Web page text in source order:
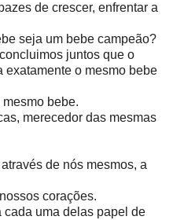
de crescer, enfrentar a
seja um bebe campeão?
juntos que o
exatamente o mesmo bebe
bebe.
merecedor das mesmas
de nós mesmos, a
corações.
cada uma delas papel de